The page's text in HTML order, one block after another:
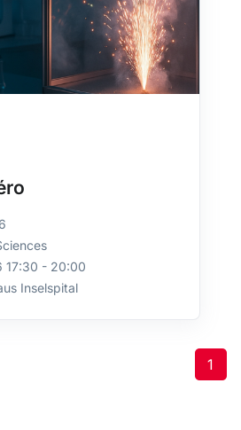
17:30 - 20:00
Inselspital
1